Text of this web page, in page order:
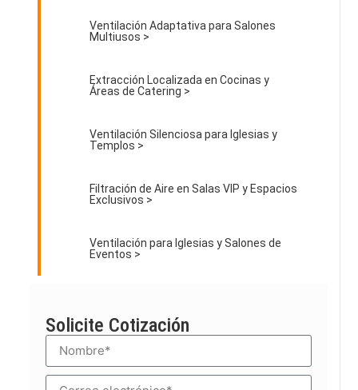
Ventilación Adaptativa para Salones
Multiusos >
Extracción Localizada en Cocinas y
Áreas de Catering >
Ventilación Silenciosa para Iglesias y
Templos >
Filtración de Aire en Salas VIP y Espacios
Exclusivos >
Ventilación para Iglesias y Salones de
Eventos >
Solicite Cotización